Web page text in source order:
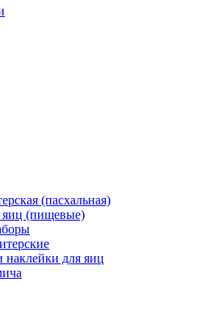
(пасхальная)
яиц (пищевые)
наклейки для яиц